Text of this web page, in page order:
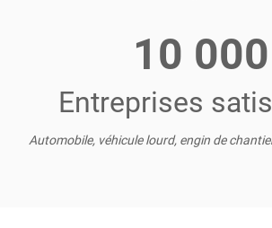
10 000
Entreprises
Automobile, véhicule lourd, engin de